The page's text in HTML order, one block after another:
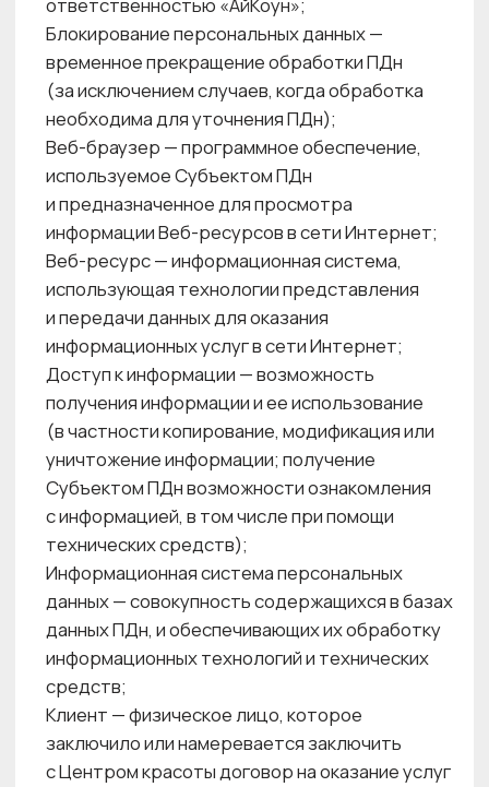
и передачи данных для оказания
информационных услуг в сети Интернет;
Доступ к информации — возможность
получения информации и ее использование
(в частности копирование, модификация или
уничтожение информации; получение
Субъектом ПДн возможности ознакомления
с информацией, в том числе при помощи
технических средств);
Информационная система персональных
данных — совокупность содержащихся в базах
данных ПДн, и обеспечивающих их обработку
информационных технологий и технических
средств;
Клиент — физическое лицо, которое
заключило или намеревается заключить
с Центром красоты договор на оказание услуг
(включая получение услуг путем
присоединения к условиям публичного
переданы Центру красоты.;
Конфиденциальность персональных данных —
режим ограниченного доступа, включающий
в себя требование не раскрывать третьим
лицам и не допускать распространение ПДн
без согласия на обработку ПДн, разрешенных
Субъектом ПДн для распространения или
наличия иного основания согласно
действующему законодательству Российской
Федерации;
Материальный носитель персональных
данных — материальный объект,
используемый для закрепления и хранения
материальным носителем понимается
бумажный документ, диск, дискета, флэш-
карта и т. п.;
Мобильное приложение — программное
приложение, разработанное Центром